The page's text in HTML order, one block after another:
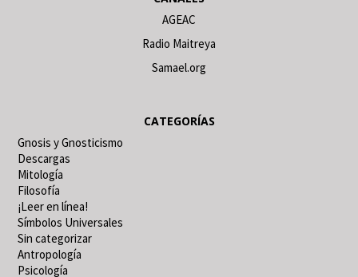
AGEAC
Radio Maitreya
Samael.org
CATEGORÍAS
Gnosis y Gnosticismo
Descargas
Mitología
Filosofía
¡Leer en línea!
Símbolos Universales
Sin categorizar
Antropología
Psicología